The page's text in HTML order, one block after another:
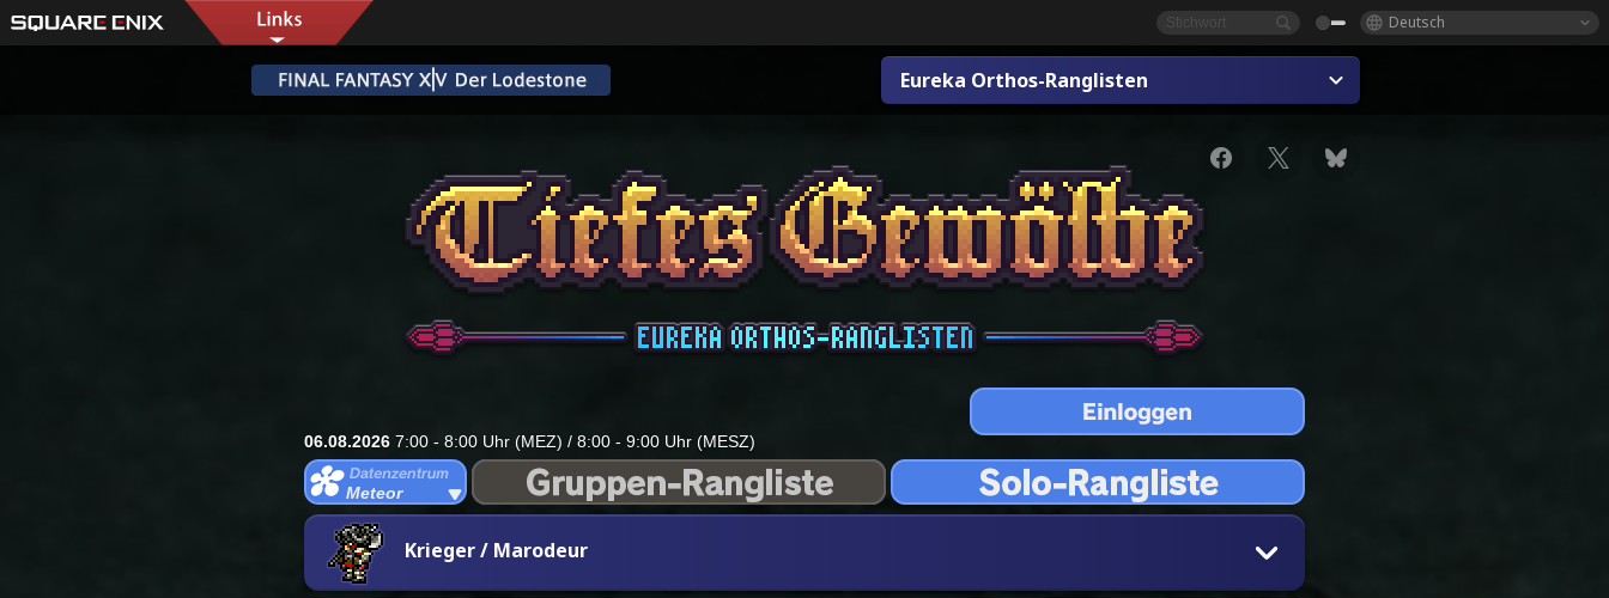
Deutsch
Eureka Orthos-Ranglisten
06.08.2026 7:00 - 8:00 Uhr (MEZ) / 8:00 - 9:00 Uhr (MESZ)
Meteor
Krieger / Marodeur